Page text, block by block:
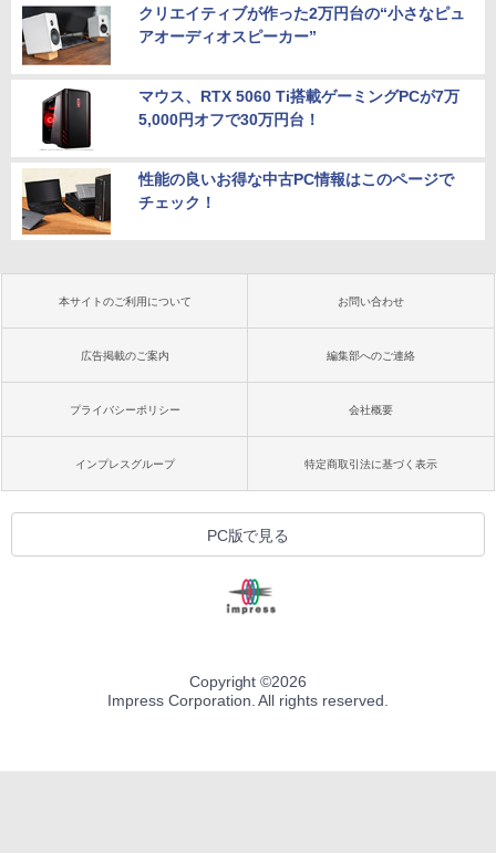
クリエイティブが作った2万円台の“小さなピュ
アオーディオスピーカー”
マウス、RTX 5060 Ti搭載ゲーミングPCが7万
5,000円オフで30万円台！
性能の良いお得な中古PC情報はこのページで
チェック！
本サイトのご利用について お問い合わせ
広告掲載のご案内 編集部へのご連絡
プライバシーポリシー 会社概要
インプレスグループ 特定商取引法に基づく表示
PC版で見る
Copyright ©2026
Impress Corporation. All rights reserved.